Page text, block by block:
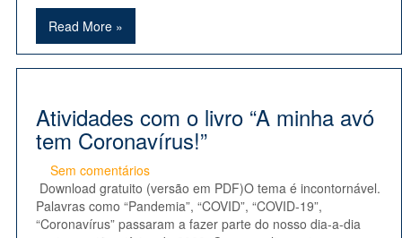
Read More »
Atividades com o livro “A minha avó
tem Coronavírus!”
Sem comentários
Download gratuito (versão em PDF)O tema é incontornável.
Palavras como “Pandemia”, “COVID”, “COVID-19”,
“Coronavírus” passaram a fazer parte do nosso dia-a-dia